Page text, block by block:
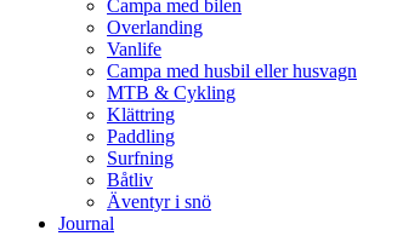
Campa med bilen
Overlanding
Vanlife
Campa med husbil eller husvagn
MTB & Cykling
Klättring
Paddling
Surfning
Båtliv
Äventyr i snö
Journal